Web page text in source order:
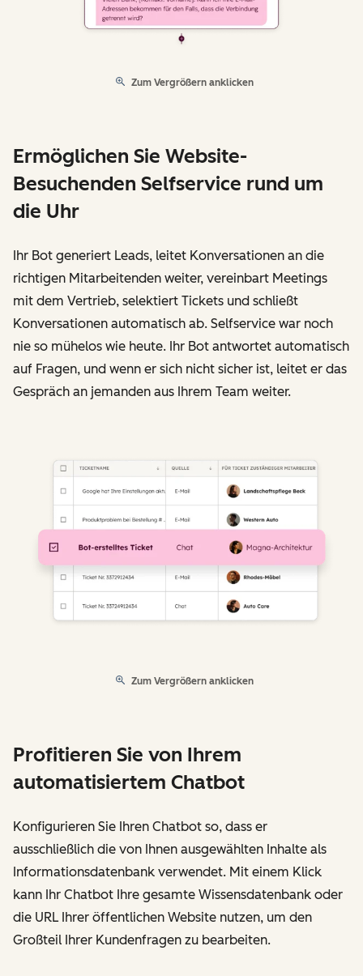
Zum Vergrößern anklicken
Ermöglichen Sie Website-
Besuchenden Selfservice rund um
die Uhr
Ihr Bot generiert Leads, leitet Konversationen an die
richtigen Mitarbeitenden weiter, vereinbart Meetings
mit dem Vertrieb, selektiert Tickets und schließt
Konversationen automatisch ab. Selfservice war noch
nie so mühelos wie heute. Ihr Bot antwortet automatisch
auf Fragen, und wenn er sich nicht sicher ist, leitet er das
Gespräch an jemanden aus Ihrem Team weiter.
Zum Vergrößern anklicken
Profitieren Sie von Ihrem
automatisiertem Chatbot
Konfigurieren Sie Ihren Chatbot so, dass er
ausschließlich die von Ihnen ausgewählten Inhalte als
Informationsdatenbank verwendet. Mit einem Klick
kann Ihr Chatbot Ihre gesamte Wissensdatenbank oder
die URL Ihrer öffentlichen Website nutzen, um den
Großteil Ihrer Kundenfragen zu bearbeiten.